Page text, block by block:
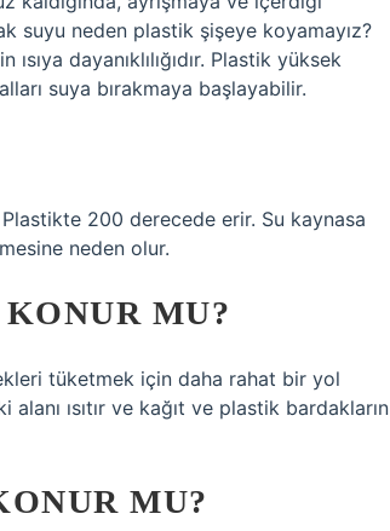
suyu neden plastik şişeye koyamayız?
dayanıklılığıdır. Plastik yüksek
suya bırakmaya başlayabilir.
200 derecede erir. Su kaynasa
neden olur.
MU?
tüketmek için daha rahat bir yol
ısıtır ve kağıt ve plastik bardakların
MU?